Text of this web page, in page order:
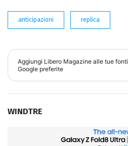
anticipazioni replica
Aggiungi Libero Magazine alle tue fonti
Google preferite
WINDTRE